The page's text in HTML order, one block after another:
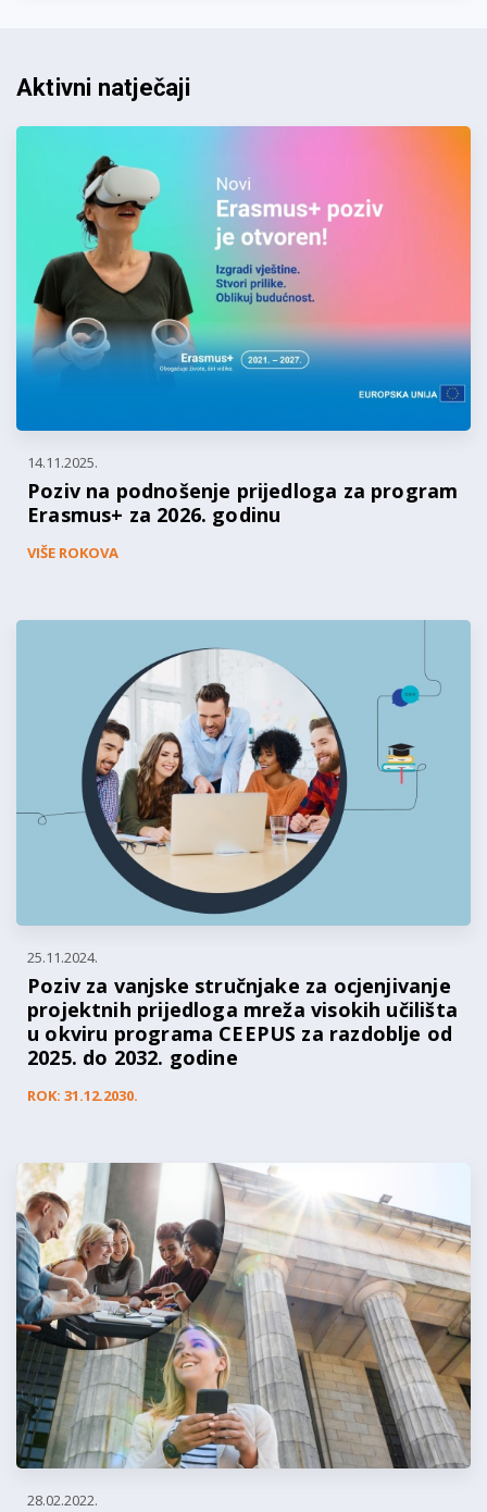
Aktivni natječaji
14.11.2025.
Poziv na podnošenje prijedloga za program
Erasmus+ za 2026. godinu
VIŠE ROKOVA
25.11.2024.
Poziv za vanjske stručnjake za ocjenjivanje
projektnih prijedloga mreža visokih učilišta
u okviru programa CEEPUS za razdoblje od
2025. do 2032. godine
ROK: 31.12.2030.
28.02.2022.